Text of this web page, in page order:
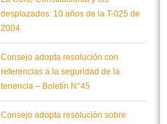
desplazados: 10 años de la T-025 de
2004
Consejo adopta resolución con
referencias a la seguridad de la
tenencia – Boletín N°45
Consejo adopta resolución sobre